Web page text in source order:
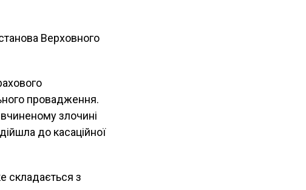
Верховного
провадження.
злочині
до касаційної
складається з